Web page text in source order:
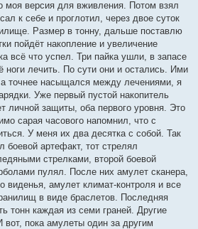
моя версия для вживления. Потом взял
к себе и проглотил, через двое суток
Размер в тонну, дальше поставлю
пойдёт накопление и увеличение
всё что успел. Три пайка ушли, в запасе
лечить. По сути они и остались. Ими
точнее насыщался между лечениями, я
Уже первый пустой накопитель
личной защиты, оба первого уровня. Это
сарая часового напомнил, что с
У меня их два десятка с собой. Так
артефакт, тот стрелял
стрелками, второй боевой
пулял. После них амулет сканера,
виденья, амулет климат-контроля и все
в виде браслетов. Последняя
тонн каждая из семи граней. Другие
вот, пока амулеты один за другим